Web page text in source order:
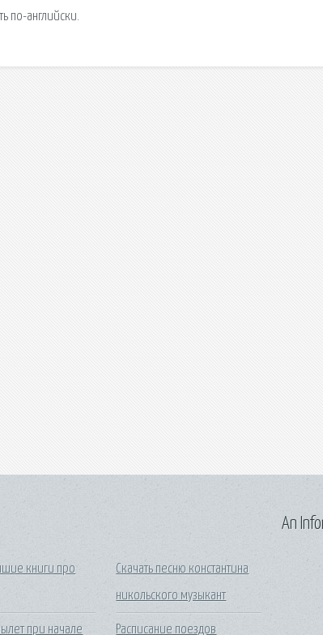
по-английски.
книги про
при начале
Скачать песню константина
никольского музыкант
Расписание поездов
An